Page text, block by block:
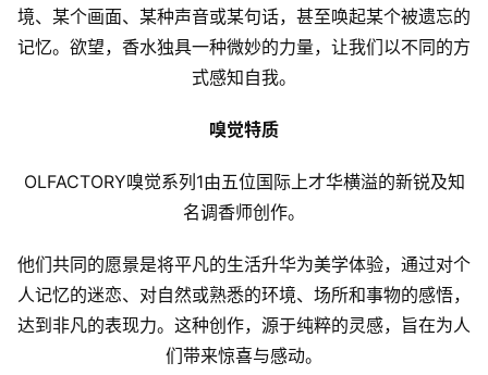
境、某个画面、某种声音或某句话，甚至唤起某个被遗忘的
记忆。欲望，香水独具一种微妙的力量，让我们以不同的方
式感知自我。
嗅觉特质
OLFACTORY嗅觉系列1由五位国际上才华横溢的新锐及知
名调香师创作。
他们共同的愿景是将平凡的生活升华为美学体验，通过对个
人记忆的迷恋、对自然或熟悉的环境、场所和事物的感悟，
达到非凡的表现力。这种创作，源于纯粹的灵感，旨在为人
们带来惊喜与感动。